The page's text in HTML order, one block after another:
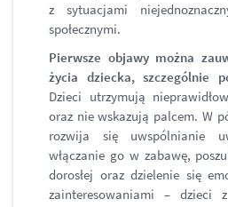
z sytuacjami
społecznymi.
Pierwsze objawy można
życia dziecka, szczególnie
Dzieci utrzymują
oraz nie wskazują palcem. W
rozwija się uwspólnianie
włączanie go w zabawę,
dorosłej oraz dzielenie się
zainteresowaniami – dzieci